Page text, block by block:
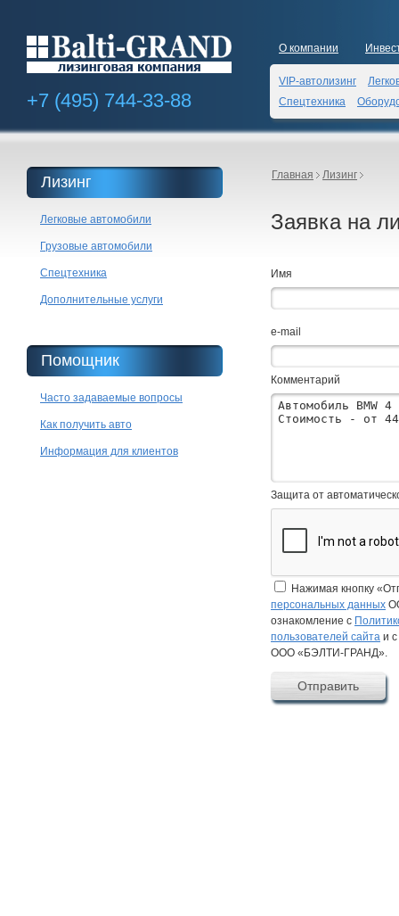
О компании
VIP-автолизинг
Спецтехника
+7 (495) 744-33-88
Главная Лизинг
Заявка на
Имя
e-mail
Комментарий
Защита от
Нажимая кнопку
персональных данных
ознакомление с
пользователей сайта и с
ООО «БЭЛТИ-ГРАНД».
Лизинг
Легковые автомобили
Грузовые автомобили
Спецтехника
Дополнительные услуги
Помощник
Часто задаваемые вопросы
Как получить авто
Информация для клиентов